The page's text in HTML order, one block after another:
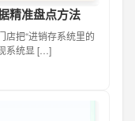
精准盘点方法
店把“进销存系统里的
系统显 […]